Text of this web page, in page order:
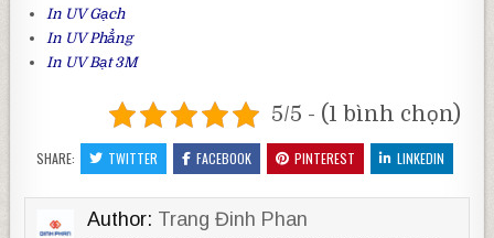
In UV Gạch
In UV Phẳng
In UV Bạt 3M
5/5 - (1 bình chọn)
SHARE: TWITTER FACEBOOK PINTEREST LINKEDIN
Author: Trang Đinh Phan